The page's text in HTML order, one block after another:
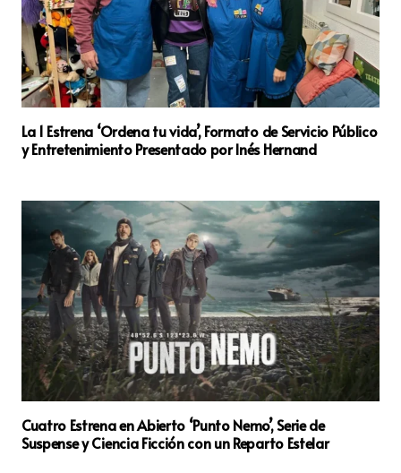
La 1 Estrena ‘Ordena tu vida’, Formato de Servicio Público
y Entretenimiento Presentado por Inés Hernand
Cuatro Estrena en Abierto ‘Punto Nemo’, Serie de
Suspense y Ciencia Ficción con un Reparto Estelar